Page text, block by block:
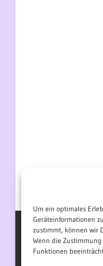
Um ein optimales
Geräteinformationen
zustimmt, können wir
Wenn die
Funktionen
WordPress-